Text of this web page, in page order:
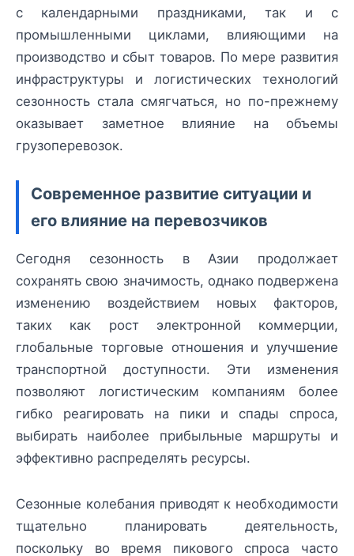
с календарными праздниками, так и с
промышленными циклами, влияющими на
производство и сбыт товаров. По мере развития
инфраструктуры и логистических технологий
сезонность стала смягчаться, но по-прежнему
оказывает заметное влияние на объемы
грузоперевозок.
Современное развитие ситуации и
его влияние на перевозчиков
Сегодня сезонность в Азии продолжает
сохранять свою значимость, однако подвержена
изменению воздействием новых факторов,
таких как рост электронной коммерции,
глобальные торговые отношения и улучшение
транспортной доступности. Эти изменения
позволяют логистическим компаниям более
гибко реагировать на пики и спады спроса,
выбирать наиболее прибыльные маршруты и
эффективно распределять ресурсы.
Сезонные колебания приводят к необходимости
тщательно планировать деятельность,
поскольку во время пикового спроса часто